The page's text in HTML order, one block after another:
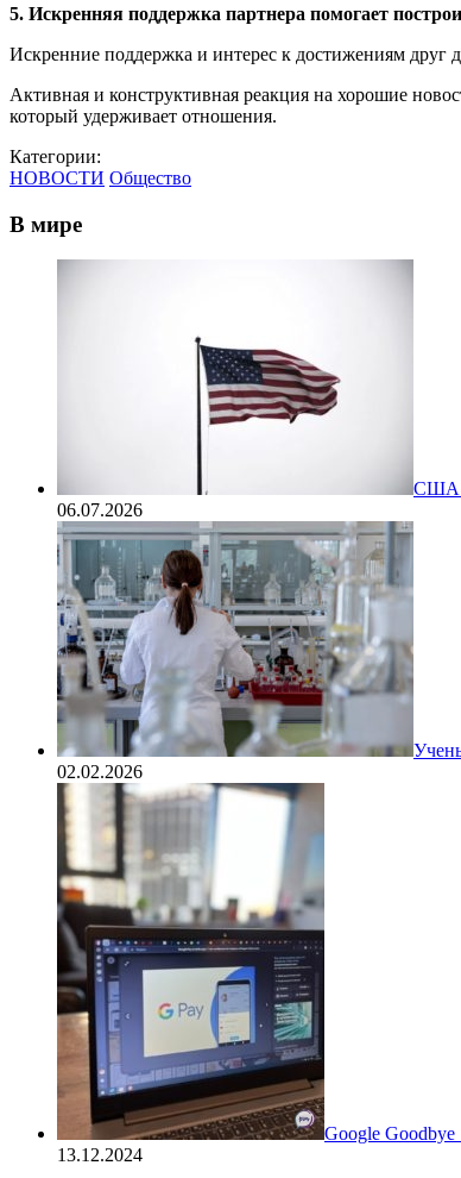
5. Искренняя поддержка партнера помогает
Искренние поддержка и интерес к достижениям друг
Активная и конструктивная реакция на хорошие
который удерживает отношения.
Категории:
НОВОСТИ Общество
В мире
США
06.07.2026
02.02.2026
Google Goodbye
13.12.2024